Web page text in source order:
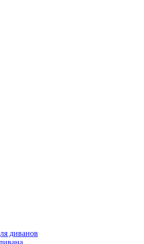
диванов